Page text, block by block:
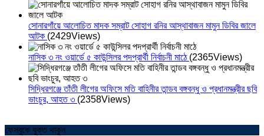
সোনারগাঁয়ে আলোচিত মাদক সম্রাট সোহাগ রনির আস্থাবাজন মামুন ডিবির জালে
আটক (2429Views)
নাসিক ৩ নং ওয়ার্ডে ৫ কাউন্সিলর পদপ্রার্থী নির্বাচনী মাঠে (2365Views)
সিদ্ধিরগঞ্জে তাঁতী লীগের অফিসে মতি বাহিনীর তান্ডব বঙ্গবন্ধু ও প্রধানমন্ত্রীর ছবি
ভাংচুর, আহত ৩ (2358Views)
ফেসবুকে যুক্ত থাকুন